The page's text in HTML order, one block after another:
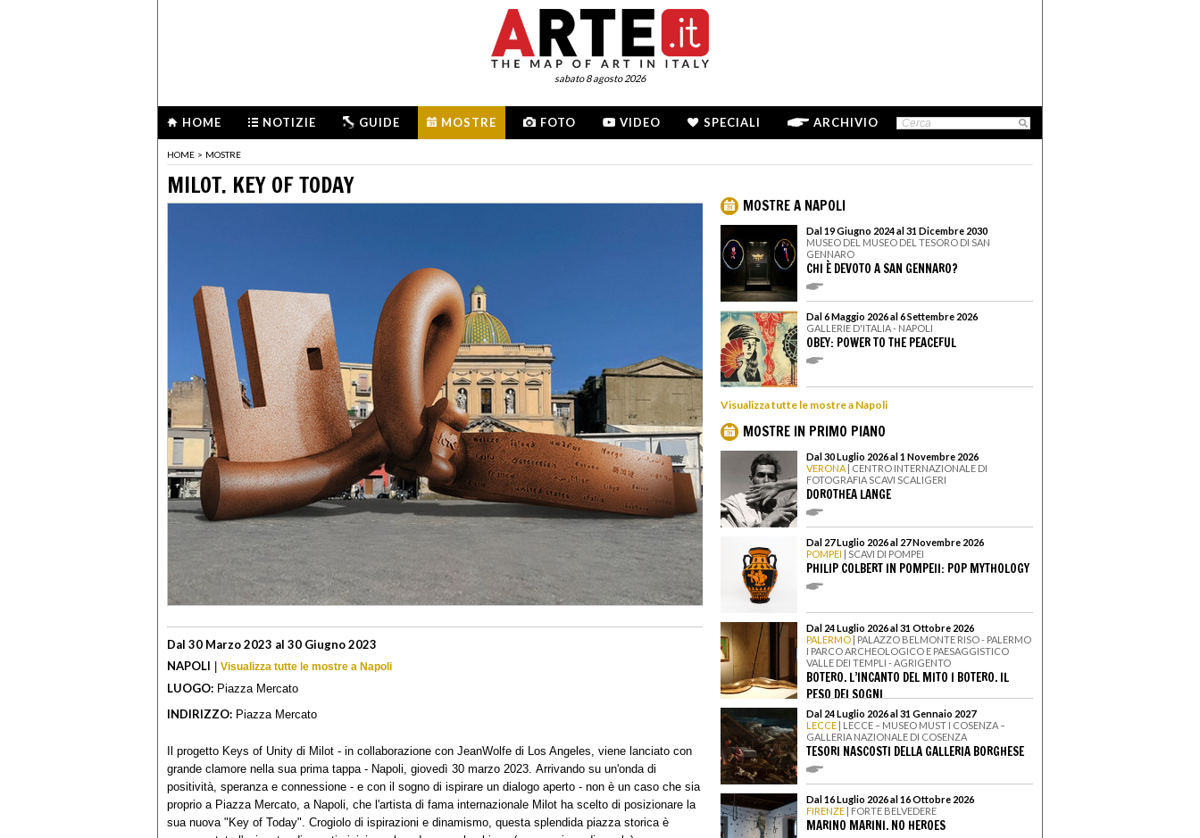
sabato 8 agosto 2026
HOME NOTIZIE GUIDE MOSTRE FOTO VIDEO SPECIALI ARCHIVIO
HOME > MOSTRE
MILOT. KEY OF TODAY
Dal 30 Marzo 2023 al 30 Giugno 2023
NAPOLI | Visualizza tutte le mostre a Napoli
LUOGO: Piazza Mercato
INDIRIZZO: Piazza Mercato
Il progetto Keys of Unity di Milot - in collaborazione con JeanWolfe di Los Angeles, viene lanciato con
grande clamore nella sua prima tappa - Napoli, giovedì 30 marzo 2023. Arrivando su un'onda di
positività, speranza e connessione - e con il sogno di ispirare un dialogo aperto - non è un caso che sia
proprio a Piazza Mercato, a Napoli, che l'artista di fama internazionale Milot ha scelto di posizionare la
sua nuova "Key of Today". Crogiolo di ispirazioni e dinamismo, questa splendida piazza storica è
MOSTRE A NAPOLI
Dal 19 Giugno 2024 al 31 Dicembre 2030
MUSEO DEL MUSEO DEL TESORO DI SAN
GENNARO
CHI È DEVOTO A SAN GENNARO?
Dal 6 Maggio 2026 al 6 Settembre 2026
GALLERIE D'ITALIA - NAPOLI
OBEY: POWER TO THE PEACEFUL
Visualizza tutte le mostre a Napoli
MOSTRE IN PRIMO PIANO
Dal 30 Luglio 2026 al 1 Novembre 2026
VERONA | CENTRO INTERNAZIONALE DI
FOTOGRAFIA SCAVI SCALIGERI
DOROTHEA LANGE
Dal 27 Luglio 2026 al 27 Novembre 2026
POMPEI | SCAVI DI POMPEI
PHILIP COLBERT IN POMPEII: POP MYTHOLOGY
Dal 24 Luglio 2026 al 31 Ottobre 2026
PALERMO | PALAZZO BELMONTE RISO - PALERMO
I PARCO ARCHEOLOGICO E PAESAGGISTICO
VALLE DEI TEMPLI - AGRIGENTO
BOTERO. L’INCANTO DEL MITO I BOTERO. IL
PESO DEI SOGNI
Dal 24 Luglio 2026 al 31 Gennaio 2027
LECCE | LECCE – MUSEO MUST I COSENZA –
GALLERIA NAZIONALE DI COSENZA
TESORI NASCOSTI DELLA GALLERIA BORGHESE
Dal 16 Luglio 2026 al 16 Ottobre 2026
FIRENZE | FORTE BELVEDERE
MARINO MARINI. NO HEROES